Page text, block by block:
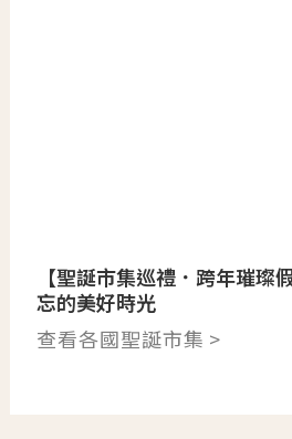
【聖誕市集巡禮．跨年璀璨
忘的美好時光
查看各國聖誕市集 >